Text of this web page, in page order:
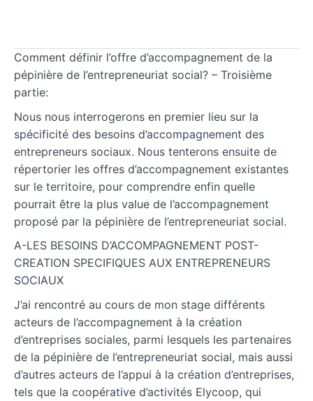
Comment définir l’offre d’accompagnement de la
pépinière de l’entrepreneuriat social? – Troisième
partie:
Nous nous interrogerons en premier lieu sur la
spécificité des besoins d’accompagnement des
entrepreneurs sociaux. Nous tenterons ensuite de
répertorier les offres d’accompagnement existantes
sur le territoire, pour comprendre enfin quelle
pourrait être la plus value de l’accompagnement
proposé par la pépinière de l’entrepreneuriat social.
A-LES BESOINS D’ACCOMPAGNEMENT POST-
CREATION SPECIFIQUES AUX ENTREPRENEURS
SOCIAUX
J’ai rencontré au cours de mon stage différents
acteurs de l’accompagnement à la création
d’entreprises sociales, parmi lesquels les partenaires
de la pépinière de l’entrepreneuriat social, mais aussi
d’autres acteurs de l’appui à la création d’entreprises,
tels que la coopérative d’activités Elycoop, qui